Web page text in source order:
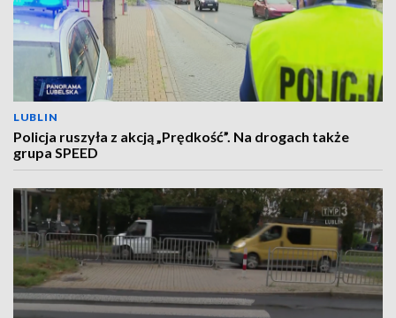
LUBLIN
Policja ruszyła z akcją „Prędkość”. Na drogach także
grupa SPEED